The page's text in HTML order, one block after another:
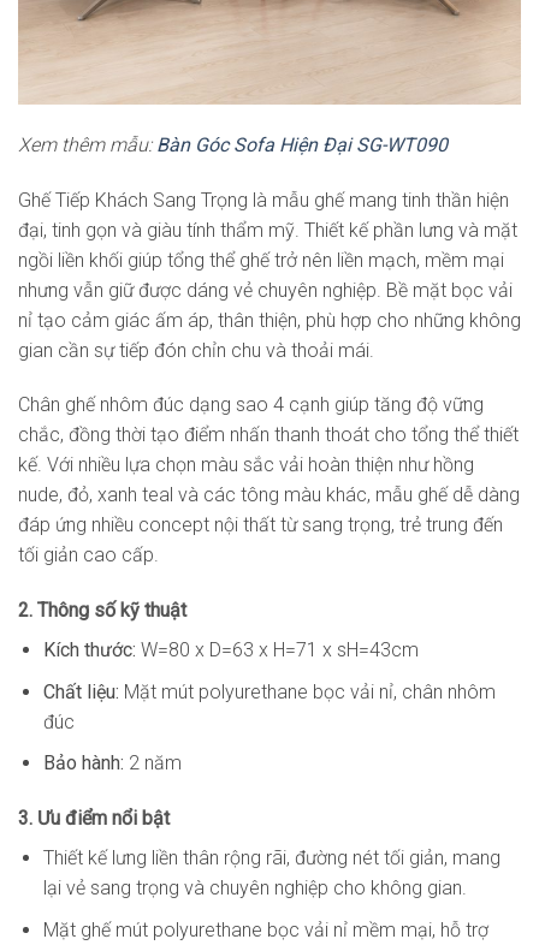
Xem thêm mẫu: Bàn Góc Sofa Hiện Đại SG-WT090
Ghế Tiếp Khách Sang Trọng là mẫu ghế mang tinh thần hiện
đại, tinh gọn và giàu tính thẩm mỹ. Thiết kế phần lưng và mặt
ngồi liền khối giúp tổng thể ghế trở nên liền mạch, mềm mại
nhưng vẫn giữ được dáng vẻ chuyên nghiệp. Bề mặt bọc vải
nỉ tạo cảm giác ấm áp, thân thiện, phù hợp cho những không
gian cần sự tiếp đón chỉn chu và thoải mái.
Chân ghế nhôm đúc dạng sao 4 cạnh giúp tăng độ vững
chắc, đồng thời tạo điểm nhấn thanh thoát cho tổng thể thiết
kế. Với nhiều lựa chọn màu sắc vải hoàn thiện như hồng
nude, đỏ, xanh teal và các tông màu khác, mẫu ghế dễ dàng
đáp ứng nhiều concept nội thất từ sang trọng, trẻ trung đến
tối giản cao cấp.
2. Thông số kỹ thuật
Kích thước: W=80 x D=63 x H=71 x sH=43cm
Chất liệu: Mặt mút polyurethane bọc vải nỉ, chân nhôm
đúc
Bảo hành: 2 năm
3. Ưu điểm nổi bật
Thiết kế lưng liền thân rộng rãi, đường nét tối giản, mang
lại vẻ sang trọng và chuyên nghiệp cho không gian.
Mặt ghế mút polyurethane bọc vải nỉ mềm mại, hỗ trợ